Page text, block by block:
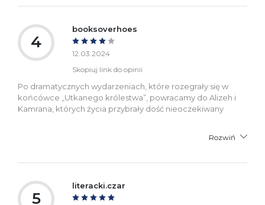
4
booksoverhoes
12.03.2024
Skopiuj link do opinii
Po dramatycznych wydarzeniach, które rozegrały się w
końcówce „Utkanego królestwa”, powracamy do Alizeh i
Kamrana, których życia przybrały dość nieoczekiwany
Rozwiń
5
literacki.czar